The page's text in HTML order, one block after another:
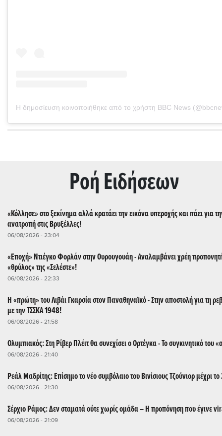
Η δημοσίευση κοινοποιήθηκε από το χρήστη BBC News
Ρoή Ειδήσεων
«Κόλλησε» στο ξεκίνημα αλλά κρατάει την εικόνα υπεροχής και πάει για
ανατροπή στις Βρυξέλλες!
06/08/2026 - 23:04
«Εποχή» Ντιέγκο Φορλάν στην Ουρουγουάη - Αναλαμβάνει χρέη
«θρύλος» της «Σελέστε»!
06/08/2026 - 22:33
Η «πρώτη» του Λιβάι Γκαρσία στον Παναθηναϊκό - Στην αποστολή για τη
με την ΤΣΣΚΑ 1948!
06/08/2026 - 21:58
Ολυμπιακός: Στη Ρίβερ Πλέιτ θα συνεχίσει ο Ορτέγκα - Το συγκινητικό του
06/08/2026 - 21:40
Ρεάλ Μαδρίτης: Επίσημο το νέο συμβόλαιο του Βινίσιους Τζούνιορ μέχρι
06/08/2026 - 21:30
Σέρχιο Ράμος: Δεν σταματά ούτε χωρίς ομάδα – Η προπόνηση που έγινε
06/08/2026 - 21:09